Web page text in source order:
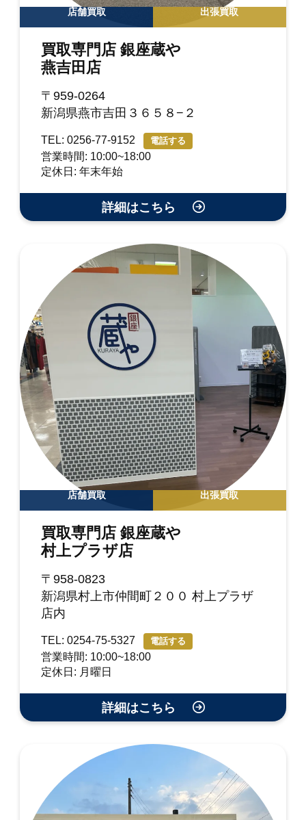
店舗買取 出張買取
買取専門店 銀座蔵や
燕吉田店
〒959-0264
新潟県燕市吉田３６５８−２
TEL: 0256-77-9152 電話する
営業時間: 10:00~18:00
定休日: 年末年始
詳細はこちら
店舗買取 出張買取
買取専門店 銀座蔵や
村上プラザ店
〒958-0823
新潟県村上市仲間町２００ 村上プラザ
店内
TEL: 0254-75-5327 電話する
営業時間: 10:00~18:00
定休日: 月曜日
詳細はこちら